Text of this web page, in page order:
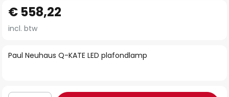
naar
het
van
gallerij
Paul Neuhaus Q-KATE LED plafondlamp
€ 558,22
incl. btw